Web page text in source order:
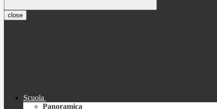
close
Scuola
Panoramica